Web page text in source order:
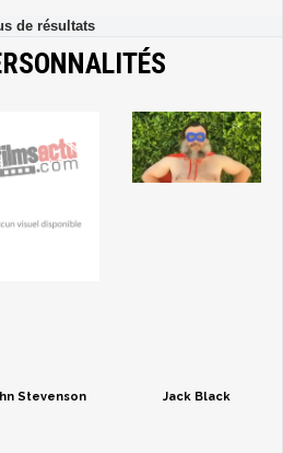
Stevenson Jack Black